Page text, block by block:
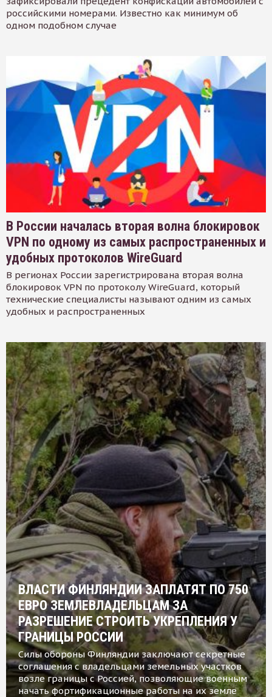
российскими номерами. Известно как минимум об
одном подобном случае
В России началась вторая волна блокировок
VPN по одному из самых распространенных и
удобных протоколов WireGuard
В регионах России зарегистрирована вторая волна
блокировок VPN по протоколу WireGuard, который
технические специалисты называют одним из самых
удобных и распространенных
ВЛАСТИ ФИНЛЯНДИИ ЗАПЛАТЯТ ПО 750
ЕВРО ЗЕМЛЕВЛАДЕЛЬЦАМ ЗА
РАЗРЕШЕНИЕ СТРОИТЬ УКРЕПЛЕНИЯ У
ГРАНИЦЫ РОССИИ
Силы обороны Финляндии заключают секретные
соглашения с владельцами земельных участков
возле границы с Россией, позволяющие военным
начать фортификационные работы на их земле